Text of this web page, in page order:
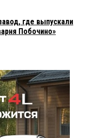
где выпускали
Побочино»